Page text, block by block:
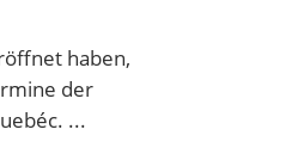
haben,
der